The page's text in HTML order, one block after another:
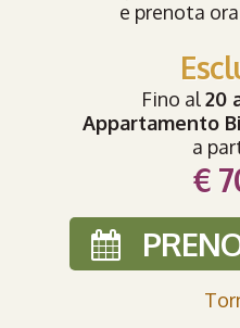
e prenota
Fino al20
Appartamento
a
€